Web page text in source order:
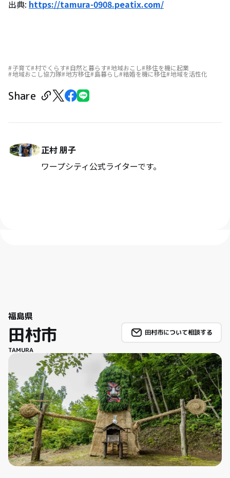
出典: https://tamura-0908.peatix.com/
子育て 村でくらす 自然と暮らす 地域おこし 移住を機に起業
地域おこし協力隊 地方移住 島暮らし 結婚を機に移住 地域を活性化
Share
正村 朋子
ワープシティ公式ライターです。
福島県
田村市
TAMURA
田村市について相談する